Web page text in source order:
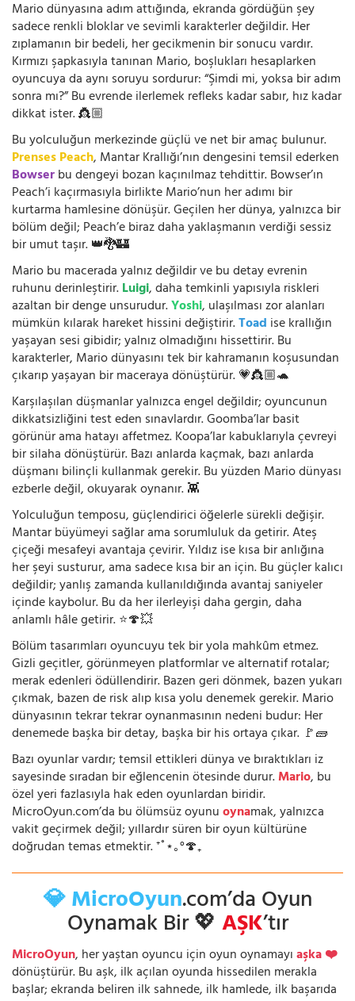
Mario dünyasına adım attığında, ekranda gördüğün şey
sadece renkli bloklar ve sevimli karakterler değildir. Her
zıplamanın bir bedeli, her gecikmenin bir sonucu vardır.
Kırmızı şapkasıyla tanınan Mario, boşlukları hesaplarken
oyuncuya da aynı soruyu sordurur: “Şimdi mi, yoksa bir adım
sonra mı?” Bu evrende ilerlemek refleks kadar sabır, hız kadar
dikkat ister. 👸🏼
Bu yolculuğun merkezinde güçlü ve net bir amaç bulunur.
Prenses Peach, Mantar Krallığı’nın dengesini temsil ederken
Bowserbu dengeyi bozan kaçınılmaz tehdittir. Bowser’ın
Peach’i kaçırmasıyla birlikte Mario’nun her adımı bir
kurtarma hamlesine dönüşür. Geçilen her dünya, yalnızca bir
bölüm değil; Peach’e biraz daha yaklaşmanın verdiği sessiz
bir umut taşır. 👑🐉🏰
Mario bu macerada yalnız değildir ve bu detay evrenin
ruhunu derinleştirir.Luigi, daha temkinli yapısıyla riskleri
azaltan bir denge unsurudur.Yoshi, ulaşılması zor alanları
mümkün kılarak hareket hissini değiştirir.Toad ise krallığın
yaşayan sesi gibidir; yalnız olmadığını hissettirir. Bu
karakterler, Mario dünyasını tek bir kahramanın koşusundan
çıkarıp yaşayan bir maceraya dönüştürür. 💗👸🏼🐢
Karşılaşılan düşmanlar yalnızca engel değildir; oyuncunun
dikkatsizliğini test eden sınavlardır. Goomba’lar basit
görünür ama hatayı affetmez. Koopa’lar kabuklarıyla çevreyi
bir silaha dönüştürür. Bazı anlarda kaçmak, bazı anlarda
düşmanı bilinçli kullanmak gerekir. Bu yüzden Mario dünyası
ezberle değil, okuyarak oynanır. 👾
Yolculuğun temposu, güçlendirici öğelerle sürekli değişir.
Mantar büyümeyi sağlar ama sorumluluk da getirir. Ateş
çiçeği mesafeyi avantaja çevirir. Yıldız ise kısa bir anlığına
her şeyi susturur, ama sadece kısa bir an için. Bu güçler kalıcı
değildir; yanlış zamanda kullanıldığında avantaj saniyeler
içinde kaybolur. Bu da her ilerleyişi daha gergin, daha
anlamlı hâle getirir. ⭐🍄💥
Bölüm tasarımları oyuncuyu tek bir yola mahkûm etmez.
Gizli geçitler, görünmeyen platformlar ve alternatif rotalar;
merak edenleri ödüllendirir. Bazen geri dönmek, bazen yukarı
çıkmak, bazen de risk alıp kısa yolu denemek gerekir. Mario
dünyasının tekrar tekrar oynanmasının nedeni budur: Her
denemede başka bir detay, başka bir his ortaya çıkar. 🚩🧱
Bazı oyunlar vardır; temsil ettikleri dünya ve bıraktıkları iz
sayesinde sıradan bir eğlencenin ötesinde durur.Mario, bu
özel yeri fazlasıyla hak eden oyunlardan biridir.
MicroOyun.com’da bu ölümsüz oyunuoynamak, yalnızca
vakit geçirmek değil; yıllardır süren bir oyun kültürüne
doğrudan temas etmektir. ⁺˚⋆｡°🍄₊
💎 MicroOyun.com’da Oyun
Oynamak Bir 💖AŞK’tır
MicroOyun, her yaştan oyuncu için oyun oynamayıaşka ❤️
dönüştürür. Bu aşk, ilk açılan oyunda hissedilen merakla
başlar; ekranda beliren ilk sahnede, ilk hamlede, ilk başarıda